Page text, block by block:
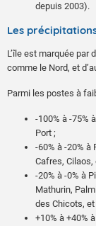
depuis 2003).
ans de
+19,9°C le 30
Température
+5,8°C le 28
-2,3°C le 20
95 km/h à
94 km/h à
93 km/h à
76 km/h à
76 km/h à
Les
L’île est marquée
comme le Nord, et
Parmi les postes à
-100% à -75%
Port ;
-60% à -20% à
Cafres, Cilaos,
-20% à -0% à
Mathurin,
des Chicots,
+10% à +40%